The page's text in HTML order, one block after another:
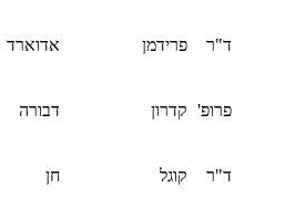
ד"ר פרידמן אדוארד
פרופ' קדרון דבורה
ד"ר קוגל חן